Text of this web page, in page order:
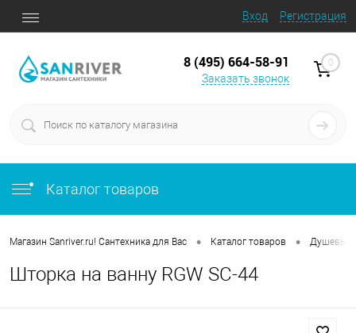
Вход Регистрация
8 (495) 664-58-91
Заказать звонок
0
Каталог товаров
Магазин Sanriver.ru! Сантехника для Вас • Каталог товаров • Душевые
Шторка на ванну RGW SC-44